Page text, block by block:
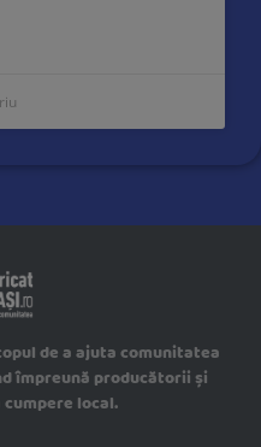
de a ajuta comunitatea
împreună producătorii și
local.